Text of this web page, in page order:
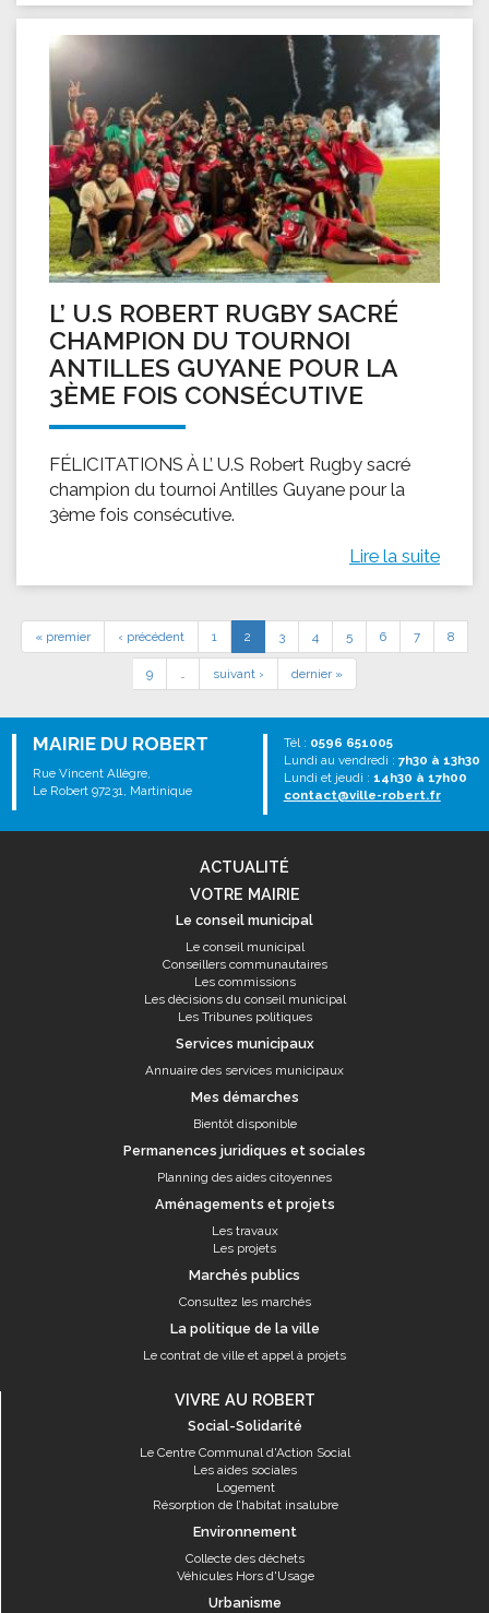
L’ U.S ROBERT RUGBY SACRÉ
CHAMPION DU TOURNOI
ANTILLES GUYANE POUR LA
3ÈME FOIS CONSÉCUTIVE
FÉLICITATIONS À L’ U.S Robert Rugby sacré
champion du tournoi Antilles Guyane pour la
3ème fois consécutive.
Lire la suite
« premier ‹ précédent 1 2 3 4 5 6 7 8
9 … suivant › dernier »
MAIRIE DU ROBERT
Rue Vincent Allègre,
Le Robert 97231, Martinique
Tél : 0596 651005
Lundi au vendredi : 7h30 à 13h30
Lundi et jeudi : 14h30 à 17h00
contact@ville-robert.fr
ACTUALITÉ
VOTRE MAIRIE
Le conseil municipal
Le conseil municipal
Conseillers communautaires
Les commissions
Les décisions du conseil municipal
Les Tribunes politiques
Services municipaux
Annuaire des services municipaux
Mes démarches
Bientôt disponible
Permanences juridiques et sociales
Planning des aides citoyennes
Aménagements et projets
Les travaux
Les projets
Marchés publics
Consultez les marchés
La politique de la ville
Le contrat de ville et appel à projets
VIVRE AU ROBERT
Social-Solidarité
Le Centre Communal d'Action Social
Les aides sociales
Logement
Résorption de l’habitat insalubre
Environnement
Collecte des déchets
Véhicules Hors d'Usage
Urbanisme